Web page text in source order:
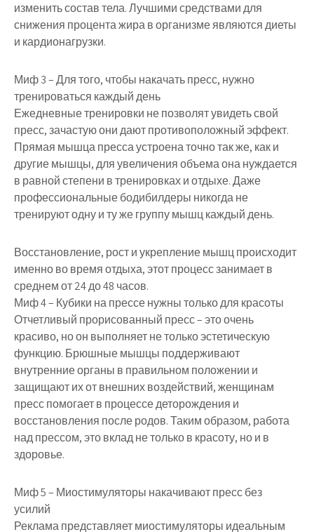
изменить состав тела. Лучшими средствами для
снижения процента жира в организме являются диеты
и кардионагрузки.
Миф 3 – Для того, чтобы накачать пресс, нужно
тренироваться каждый день
Ежедневные тренировки не позволят увидеть свой
пресс, зачастую они дают противоположный эффект.
Прямая мышца пресса устроена точно так же, как и
другие мышцы, для увеличения объема она нуждается
в равной степени в тренировках и отдыхе. Даже
профессиональные бодибилдеры никогда не
тренируют одну и ту же группу мышц каждый день.
Восстановление, рост и укрепление мышц происходит
именно во время отдыха, этот процесс занимает в
среднем от 24 до 48 часов.
Миф 4 – Кубики на прессе нужны только для красоты
Отчетливый прорисованный пресс – это очень
красиво, но он выполняет не только эстетическую
функцию. Брюшные мышцы поддерживают
внутренние органы в правильном положении и
защищают их от внешних воздействий, женщинам
пресс помогает в процессе деторождения и
восстановления после родов. Таким образом, работа
над прессом, это вклад не только в красоту, но и в
здоровье.
Миф 5 – Миостимуляторы накачивают пресс без
усилий
Реклама представляет миостимуляторы идеальным